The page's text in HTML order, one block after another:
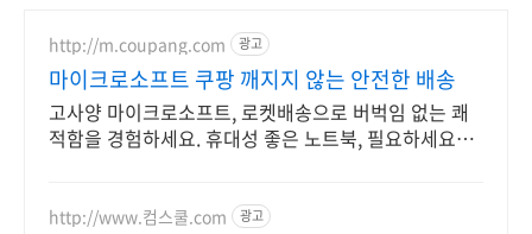
http://m.coupang.com 광고
마이크로소프트 쿠팡 깨지지 않는 안전한 배송
고사양 마이크로소프트, 로켓배송으로 버벅임 없는 쾌
적함을 경험하세요. 휴대성 좋은 노트북, 필요하세요?
http://www.컴스쿨.com 광고